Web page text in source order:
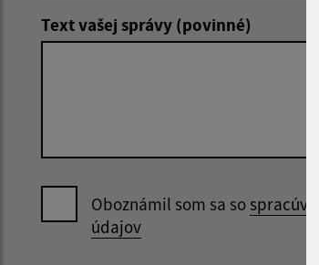
Text vašej správy (povinné)
Oboznámil som sa so
údajov